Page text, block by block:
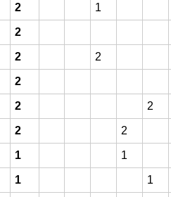
2 1
2
2 2
2
2 2
2 2
1 1
1 1